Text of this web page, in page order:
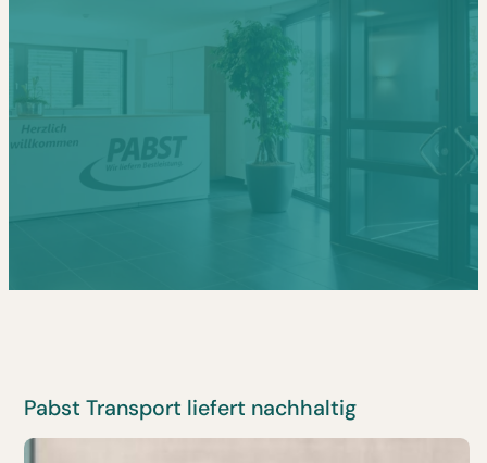
Pabst Transport liefert nachhaltig